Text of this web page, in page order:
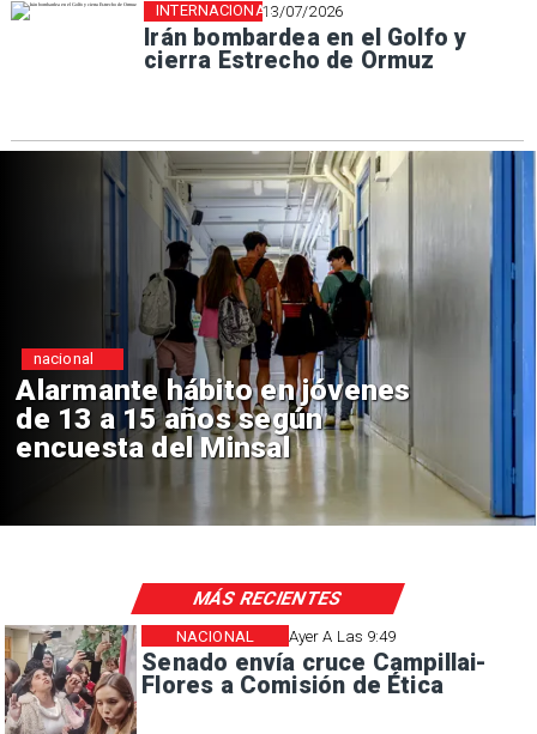
13/07/2026
Irán bombardea en el Golfo y
cierra Estrecho de Ormuz
INTERNACIONAL
Aprueban creación del Parque
Sebastián Piñera con inversión
de $4 mil millones
Regiones
Ayer A Las 9:49
Senado envía cruce Campillai-
Flores a Comisión de Ética
NACIONAL
MÁS RECIENTES